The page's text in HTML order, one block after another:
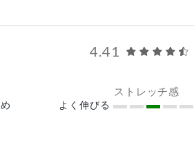
4.41
ストレッチ感
よく伸びる